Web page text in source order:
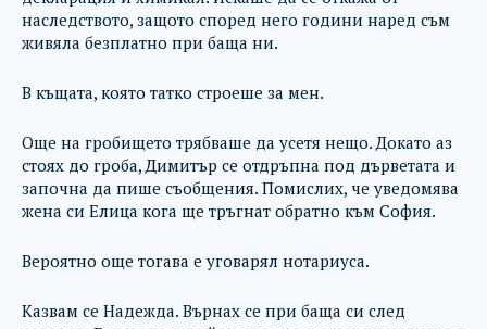
наследството, защото според него години наред съм
живяла безплатно при баща ни.
В къщата, която татко строеше за мен.
Още на гробището трябваше да усетя нещо. Докато аз
стоях до гроба, Димитър се отдръпна под дърветата и
започна да пише съобщения. Помислих, че уведомява
жена си Елица кога ще тръгнат обратно към София.
Вероятно още тогава е уговарял нотариуса.
Казвам се Надежда. Върнах се при баща си след